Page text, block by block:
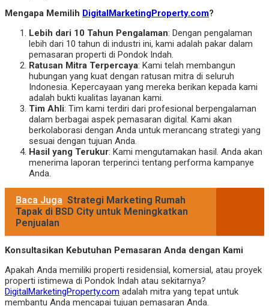
Mengapa Memilih DigitalMarketingProperty.com?
Lebih dari 10 Tahun Pengalaman: Dengan pengalaman
lebih dari 10 tahun di industri ini, kami adalah pakar dalam
pemasaran properti di Pondok Indah.
Ratusan Mitra Terpercaya: Kami telah membangun
hubungan yang kuat dengan ratusan mitra di seluruh
Indonesia. Kepercayaan yang mereka berikan kepada kami
adalah bukti kualitas layanan kami.
Tim Ahli: Tim kami terdiri dari profesional berpengalaman
dalam berbagai aspek pemasaran digital. Kami akan
berkolaborasi dengan Anda untuk merancang strategi yang
sesuai dengan tujuan Anda.
Hasil yang Terukur: Kami mengutamakan hasil. Anda akan
menerima laporan terperinci tentang performa kampanye
Anda.
Baca Juga Strategi Marketing Rumah
Tapak di BSD City untuk Meningkatkan
Penjualan
Konsultasikan Kebutuhan Pemasaran Anda dengan Kami
Apakah Anda memiliki properti residensial, komersial, atau proyek
properti istimewa di Pondok Indah atau sekitarnya?
DigitalMarketingProperty.com adalah mitra yang tepat untuk
membantu Anda mencapai tujuan pemasaran Anda.